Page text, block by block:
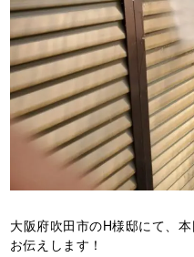
大阪府吹田市のH様邸にて、
お伝えします！